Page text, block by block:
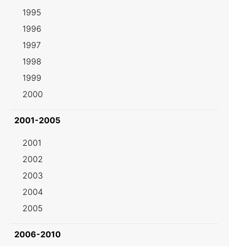
1995
1996
1997
1998
1999
2000
2001-2005
2001
2002
2003
2004
2005
2006-2010